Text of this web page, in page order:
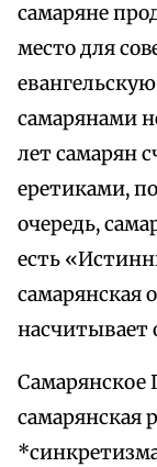
самаряне
место для
самарянами
лет самарян
еретиками,
очередь,
есть
самарянская
насчитывает
Самарянское
самарянская